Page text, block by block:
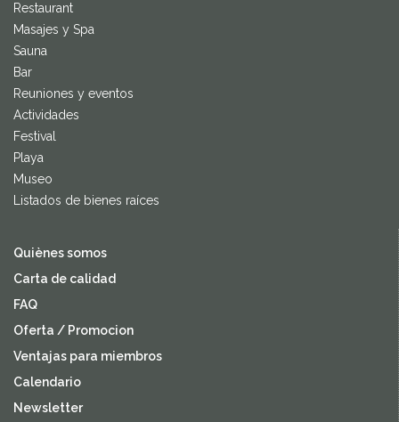
Restaurant
Masajes y Spa
Sauna
Bar
Reuniones y eventos
Actividades
Festival
Playa
Museo
Listados de bienes raíces
Quiènes somos
Carta de calidad
FAQ
Oferta / Promocion
Ventajas para miembros
Calendario
Newsletter